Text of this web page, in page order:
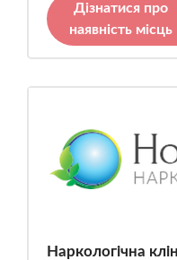
Дізнатися про
наявність місць
Наркологічна